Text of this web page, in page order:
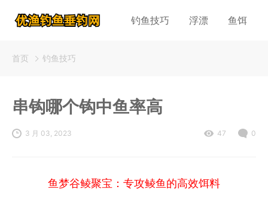
钓鱼技巧 浮漂 鱼饵
首页 钓鱼技巧
串钩哪个钩中鱼率高
3 月 03, 2023 47 0
鱼梦谷鲮聚宝：专攻鲮鱼的高效饵料